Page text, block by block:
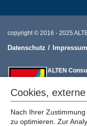
copyright © 2016 - 2025
Datenschutz Impressum
ALTEN
Cookies,
Nach Ihrer
zu optimieren. Zur